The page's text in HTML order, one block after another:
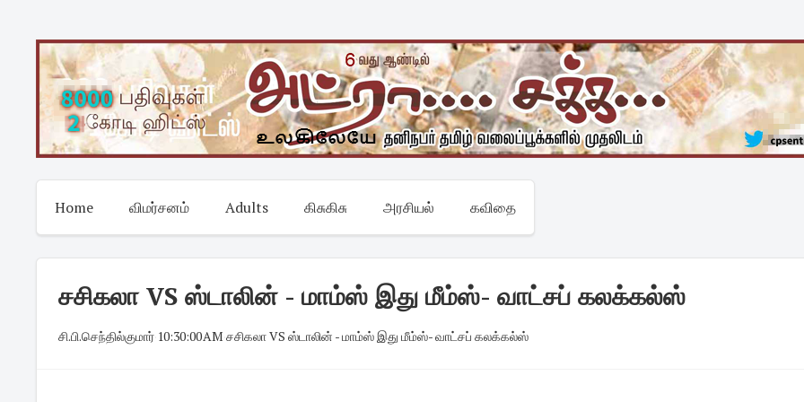
content
Home விமர்சனம் Adults கிசுகிசு அரசியல் கவிதை
சசிகலா VS ஸ்டாலின் - மாம்ஸ் இது மீம்ஸ்- வாட்சப் கலக்கல்ஸ்
சி.பி.செந்தில்குமார் 10:30:00 AM ·சசிகலா VS ஸ்டாலின் - மாம்ஸ் இது மீம்ஸ்- வாட்சப் கலக்கல்ஸ்